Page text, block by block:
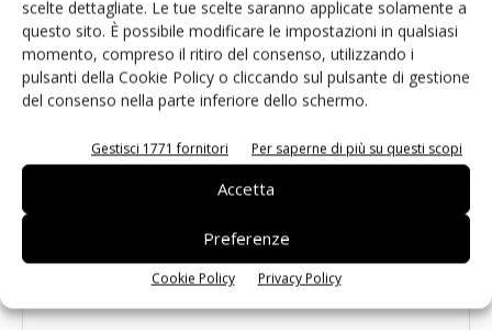
scelte dettagliate. Le tue scelte saranno applicate solamente a
questo sito. È possibile modificare le impostazioni in qualsiasi
momento, compreso il ritiro del consenso, utilizzando i
pulsanti della Cookie Policy o cliccando sul pulsante di gestione
del consenso nella parte inferiore dello schermo.
Gestisci 1771 fornitori Per saperne di più su questi scopi
Accetta
Preferenze
Cookie Policy Privacy Policy
Leonardo Odorizzi: “Dobbiamo creare
stupore nel punto di vendita”
#vocidellortofrutta
LASCIA UN COMMENTO